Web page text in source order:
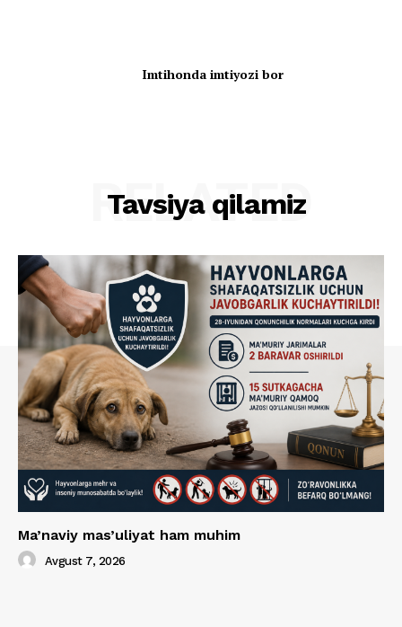
Imtihonda imtiyozi bor
Tavsiya qilamiz
RELATED
Ma’naviy mas’uliyat ham muhim
Avgust 7, 2026